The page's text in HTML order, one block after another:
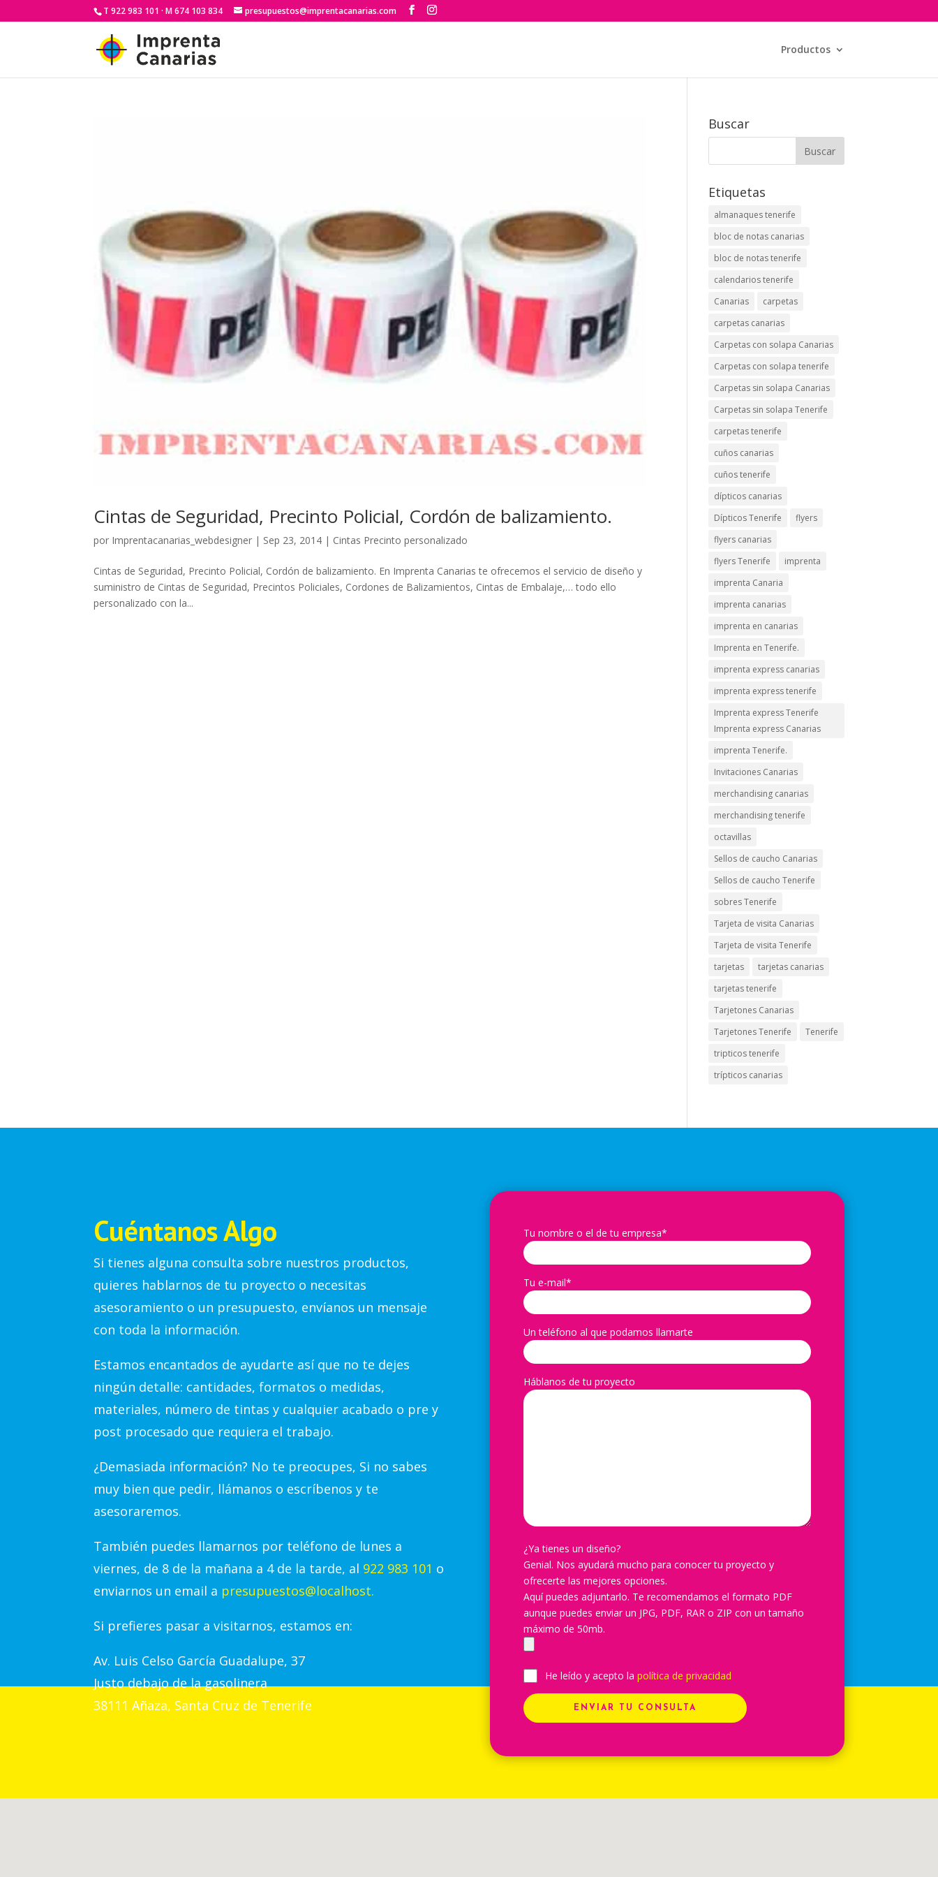
T 922 983 101 · M 674 103 834 presupuestos@imprentacanarias.com
Productos
Cintas de Seguridad, Precinto Policial, Cordón de balizamiento.
por Imprentacanarias_webdesigner | Sep 23, 2014 | Cintas Precinto personalizado
Cintas de Seguridad, Precinto Policial, Cordón de balizamiento. En Imprenta Canarias te ofrecemos el servicio de diseño y
suministro de Cintas de Seguridad, Precintos Policiales, Cordones de Balizamientos, Cintas de Embalaje,… todo ello
personalizado con la...
Buscar
Etiquetas
almanaques tenerife
bloc de notas canarias
bloc de notas tenerife
calendarios tenerife
Canarias
carpetas
carpetas canarias
Carpetas con solapa Canarias
Carpetas con solapa tenerife
Carpetas sin solapa Canarias
Carpetas sin solapa Tenerife
carpetas tenerife
cuños canarias
cuños tenerife
dípticos canarias
Dípticos Tenerife
flyers
flyers canarias
flyers Tenerife
imprenta
imprenta Canaria
imprenta canarias
imprenta en canarias
Imprenta en Tenerife.
imprenta express canarias
imprenta express tenerife
Imprenta express Tenerife
Imprenta express Canarias
imprenta Tenerife.
Invitaciones Canarias
merchandising canarias
merchandising tenerife
octavillas
Sellos de caucho Canarias
Sellos de caucho Tenerife
sobres Tenerife
Tarjeta de visita Canarias
Tarjeta de visita Tenerife
tarjetas
tarjetas canarias
tarjetas tenerife
Tarjetones Canarias
Tarjetones Tenerife
Tenerife
tripticos tenerife
trípticos canarias
Cuéntanos Algo
Si tienes alguna consulta sobre nuestros productos,
quieres hablarnos de tu proyecto o necesitas
asesoramiento o un presupuesto, envíanos un mensaje
con toda la información.
Estamos encantados de ayudarte así que no te dejes
ningún detalle: cantidades, formatos o medidas,
materiales, número de tintas y cualquier acabado o pre y
post procesado que requiera el trabajo.
¿Demasiada información? No te preocupes, Si no sabes
muy bien que pedir, llámanos o escríbenos y te
asesoraremos.
También puedes llamarnos por teléfono de lunes a
viernes, de 8 de la mañana a 4 de la tarde, al 922 983 101 o
enviarnos un email a presupuestos@localhost.
Si prefieres pasar a visitarnos, estamos en:
Av. Luis Celso García Guadalupe, 37
Justo debajo de la gasolinera
38111 Añaza, Santa Cruz de Tenerife
Tu nombre o el de tu empresa*
Tu e-mail*
Un teléfono al que podamos llamarte
Háblanos de tu proyecto
¿Ya tienes un diseño?
Genial. Nos ayudará mucho para conocer tu proyecto y
ofrecerte las mejores opciones.
Aquí puedes adjuntarlo. Te recomendamos el formato PDF
aunque puedes enviar un JPG, PDF, RAR o ZIP con un tamaño
máximo de 50mb.
He leído y acepto la política de privacidad